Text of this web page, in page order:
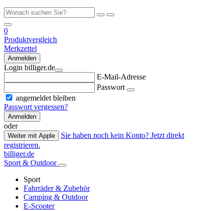
0
Produktvergleich
Merkzettel
Anmelden
Login billiger.de
E-Mail-Adresse
Passwort
angemeldet bleiben
Passwort vergessen?
Anmelden
oder
Weiter mit Apple
Sie haben noch kein Konto? Jetzt direkt
registrieren.
billiger.de
Sport & Outdoor
Sport
Fahrräder & Zubehör
Camping & Outdoor
E-Scooter